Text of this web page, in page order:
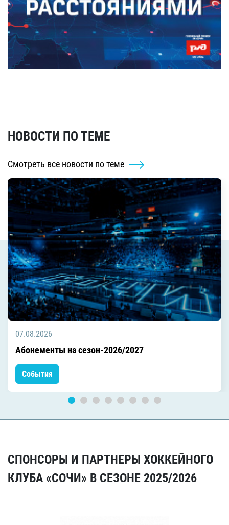
НОВОСТИ ПО ТЕМЕ
Смотреть все новости по теме
07.08.2026
Абонементы на сезон-2026/2027
События
СПОНСОРЫ И ПАРТНЕРЫ ХОККЕЙНОГО
КЛУБА «СОЧИ» В СЕЗОНЕ 2025/2026